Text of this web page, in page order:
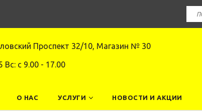
Проспект 32/10, Магазин № 30
Вс: c 9.00 - 17.00
О НАС УСЛУГИ НОВОСТИ И АКЦИИ